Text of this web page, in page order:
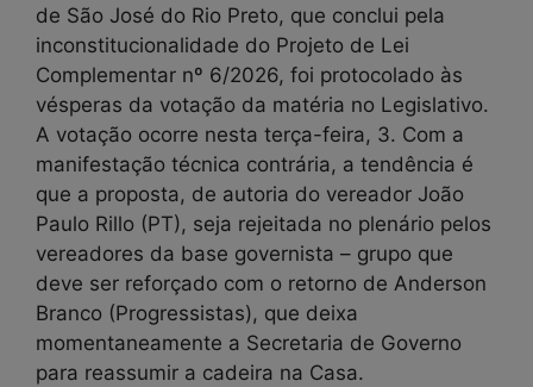
de São José do Rio Preto, que conclui pela
inconstitucionalidade do Projeto de Lei
Complementar nº 6/2026, foi protocolado às
vésperas da votação da matéria no Legislativo.
A votação ocorre nesta terça-feira, 3. Com a
manifestação técnica contrária, a tendência é
que a proposta, de autoria do vereador João
Paulo Rillo (PT), seja rejeitada no plenário pelos
vereadores da base governista – grupo que
deve ser reforçado com o retorno de Anderson
Branco (Progressistas), que deixa
momentaneamente a Secretaria de Governo
para reassumir a cadeira na Casa.